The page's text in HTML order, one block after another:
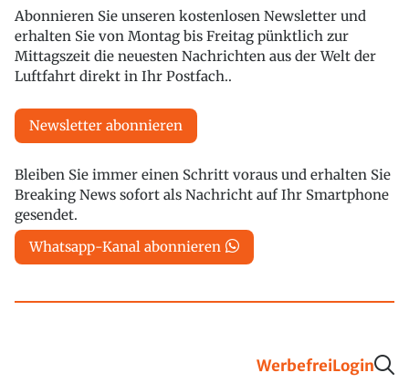
Abonnieren Sie unseren kostenlosen Newsletter und
erhalten Sie von Montag bis Freitag pünktlich zur
Mittagszeit die neuesten Nachrichten aus der Welt der
Luftfahrt direkt in Ihr Postfach..
Newsletter abonnieren
Bleiben Sie immer einen Schritt voraus und erhalten Sie
Breaking News sofort als Nachricht auf Ihr Smartphone
gesendet.
Whatsapp-Kanal abonnieren
WerbefreiLogin